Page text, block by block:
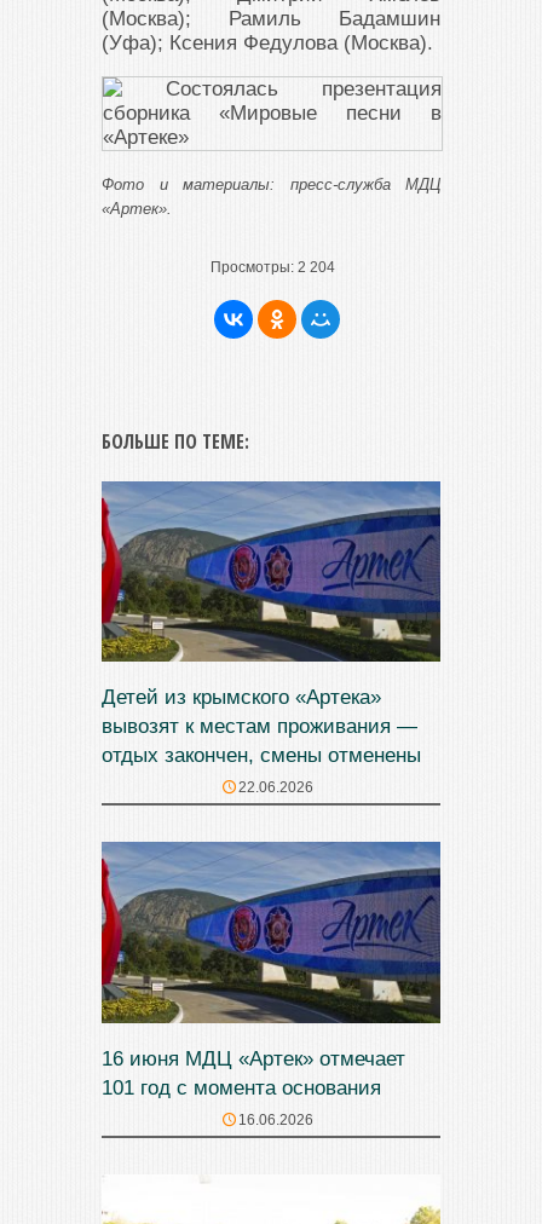
(Москва); Рамиль Бадамшин
(Уфа); Ксения Федулова (Москва).
Фото и материалы: пресс-служба МДЦ
«Артек».
Просмотры: 2 204
БОЛЬШЕ ПО ТЕМЕ:
Детей из крымского «Артека»
вывозят к местам проживания —
отдых закончен, смены отменены
22.06.2026
16 июня МДЦ «Артек» отмечает
101 год с момента основания
16.06.2026